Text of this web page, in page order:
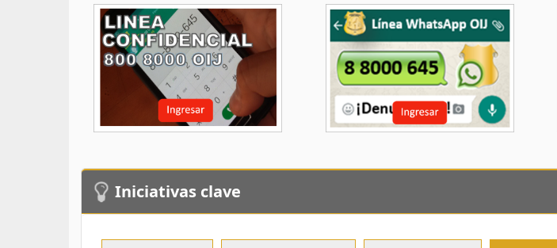
Iniciativas clave